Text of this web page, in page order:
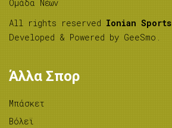
Ομάδα Νέων
All rights reserved Ionian Sports
Developed & Powered by GeeSmo .
Άλλα Σπορ
Μπάσκετ
Βόλεϊ